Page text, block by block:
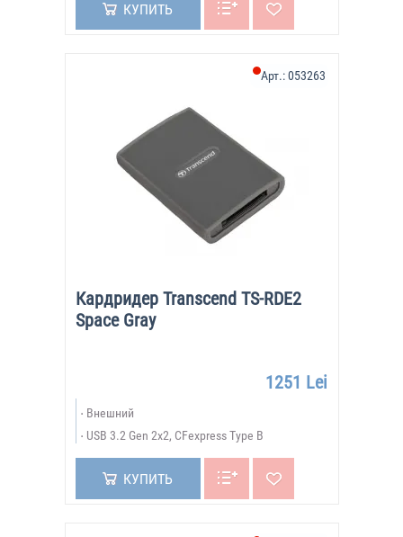
КУПИТЬ
Кардридер Transcend TS-RDE2
Space Gray
Арт.:053263
1251 Lei
Внешний
USB 3.2 Gen 2x2, CFexpress Type B
КУПИТЬ